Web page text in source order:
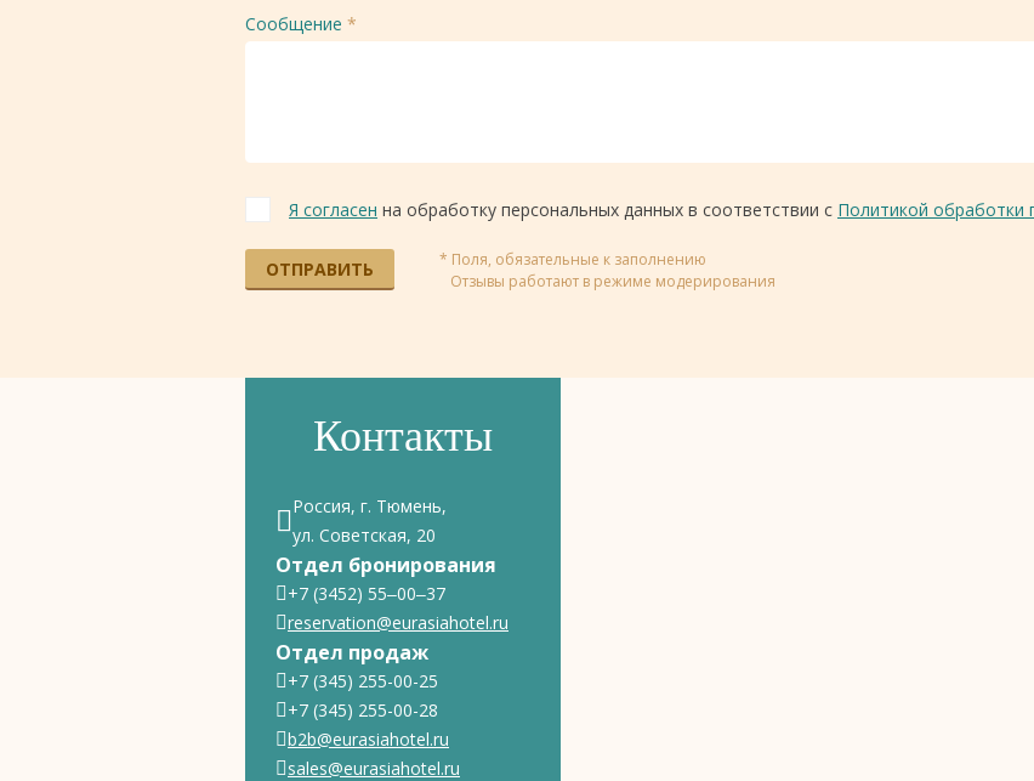
Сообщение *
Я согласен на обработку персональных данных в соответствии с Политикой обработки
ОТПРАВИТЬ
* Поля, обязательные к заполнению
Отзывы работают в режиме модерирования
Контакты
Россия, г. Тюмень,
ул. Советская, 20
Отдел бронирования
+7 (3452) 55‒00‒37
reservation@eurasiahotel.ru
Отдел продаж
+7 (345) 255-00-25
+7 (345) 255-00-28
b2b@eurasiahotel.ru
sales@eurasiahotel.ru